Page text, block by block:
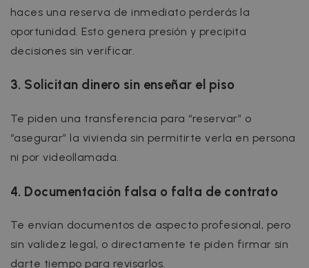
haces una reserva de inmediato perderás la
oportunidad. Esto genera presión y precipita
decisiones sin verificar.
3. Solicitan dinero sin enseñar el piso
Te piden una transferencia para “reservar” o
“asegurar” la vivienda sin permitirte verla en persona
ni por videollamada.
4. Documentación falsa o falta de contrato
Te envían documentos de aspecto profesional, pero
sin validez legal, o directamente te piden firmar sin
darte tiempo para revisarlos.